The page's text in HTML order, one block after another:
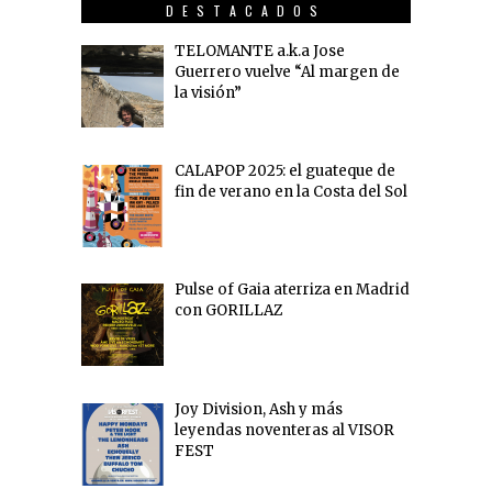
DESTACADOS
TELOMANTE a.k.a Jose
Guerrero vuelve “Al margen de
la visión”
CALAPOP 2025: el guateque de
fin de verano en la Costa del Sol
Pulse of Gaia aterriza en Madrid
con GORILLAZ
Joy Division, Ash y más
leyendas noventeras al VISOR
FEST